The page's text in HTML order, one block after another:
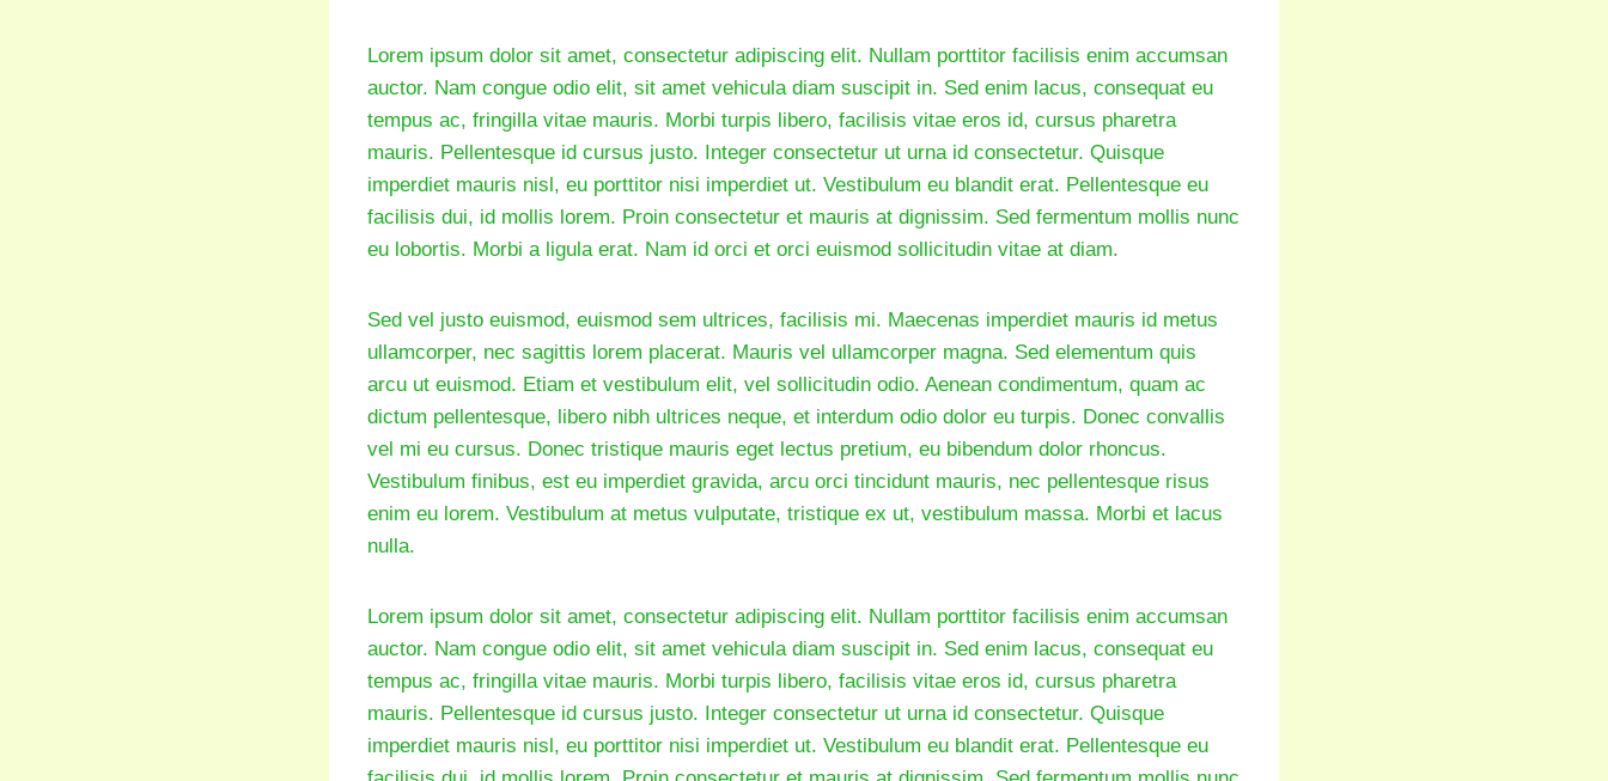
Lorem ipsum dolor sit amet, consectetur adipiscing elit. Nullam porttitor facilisis enim accumsan
auctor. Nam congue odio elit, sit amet vehicula diam suscipit in. Sed enim lacus, consequat eu
tempus ac, fringilla vitae mauris. Morbi turpis libero, facilisis vitae eros id, cursus pharetra
mauris. Pellentesque id cursus justo. Integer consectetur ut urna id consectetur. Quisque
imperdiet mauris nisl, eu porttitor nisi imperdiet ut. Vestibulum eu blandit erat. Pellentesque eu
facilisis dui, id mollis lorem. Proin consectetur et mauris at dignissim. Sed fermentum mollis nunc
eu lobortis. Morbi a ligula erat. Nam id orci et orci euismod sollicitudin vitae at diam.
Sed vel justo euismod, euismod sem ultrices, facilisis mi. Maecenas imperdiet mauris id metus
ullamcorper, nec sagittis lorem placerat. Mauris vel ullamcorper magna. Sed elementum quis
arcu ut euismod. Etiam et vestibulum elit, vel sollicitudin odio. Aenean condimentum, quam ac
dictum pellentesque, libero nibh ultrices neque, et interdum odio dolor eu turpis. Donec convallis
vel mi eu cursus. Donec tristique mauris eget lectus pretium, eu bibendum dolor rhoncus.
Vestibulum finibus, est eu imperdiet gravida, arcu orci tincidunt mauris, nec pellentesque risus
enim eu lorem. Vestibulum at metus vulputate, tristique ex ut, vestibulum massa. Morbi et lacus
nulla.
Lorem ipsum dolor sit amet, consectetur adipiscing elit. Nullam porttitor facilisis enim accumsan
auctor. Nam congue odio elit, sit amet vehicula diam suscipit in. Sed enim lacus, consequat eu
tempus ac, fringilla vitae mauris. Morbi turpis libero, facilisis vitae eros id, cursus pharetra
mauris. Pellentesque id cursus justo. Integer consectetur ut urna id consectetur. Quisque
imperdiet mauris nisl, eu porttitor nisi imperdiet ut. Vestibulum eu blandit erat. Pellentesque eu